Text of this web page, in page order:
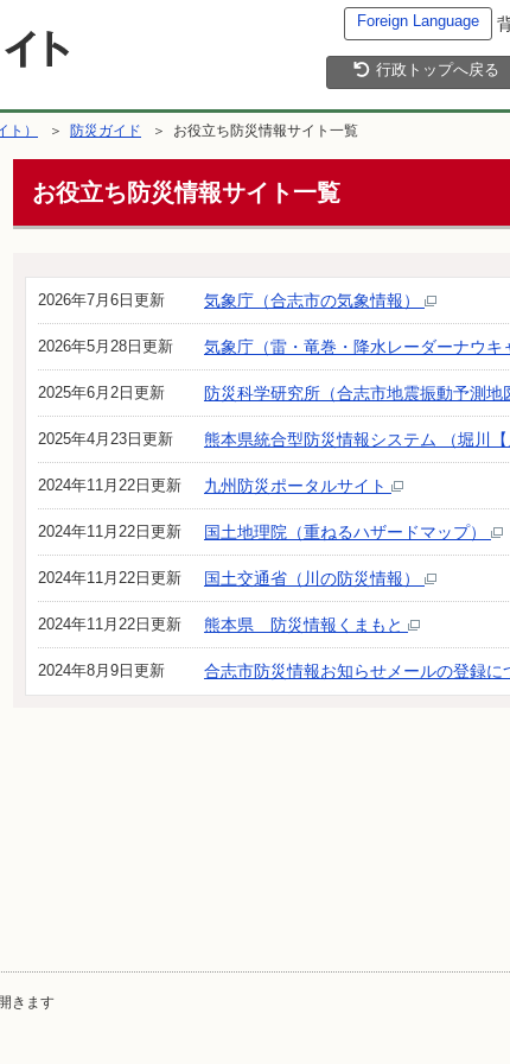
Foreign Language
行政トップへ戻る
） ＞ 防災ガイド ＞ お役立ち防災情報サイト一覧
お役立ち防災情報サイト一覧
2026年7月6日更新 気象庁（合志市の気象情報）
2026年5月28日更新 気象庁（雷・竜巻・降水レーダーナウキ
2025年6月2日更新 防災科学研究所（合志市地震振動予測地
2025年4月23日更新 熊本県統合型防災情報システム （堀川
2024年11月22日更新 九州防災ポータルサイト
2024年11月22日更新 国土地理院（重ねるハザードマップ）
2024年11月22日更新 国土交通省（川の防災情報）
2024年11月22日更新 熊本県 防災情報くまもと
2024年8月9日更新 合志市防災情報お知らせメールの登録に
きます